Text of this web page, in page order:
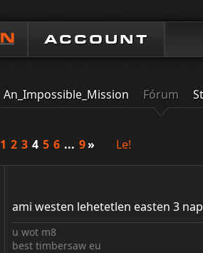
ACCOUNT
An_Impossible_Mission Fórum
1 2 3 4 5 6 ... 9» Le!
ami westen lehetetlen easten 3
u wot m8
best timbersaw eu